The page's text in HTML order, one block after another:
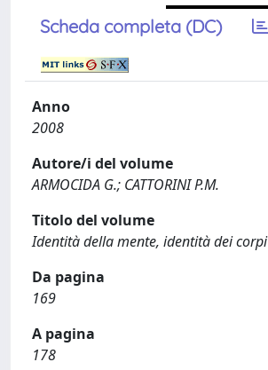
Scheda completa (DC)
Anno
2008
Autore/i del volume
ARMOCIDA G.; CATTORINI P.M.
Titolo del volume
Identità della mente, identità dei corpi
Da pagina
169
A pagina
178